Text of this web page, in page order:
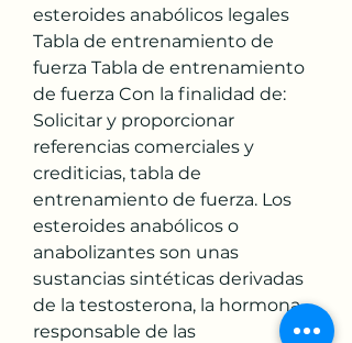
esteroides anabólicos legales
Tabla de entrenamiento de
fuerza Tabla de entrenamiento
de fuerza Con la finalidad de:
Solicitar y proporcionar
referencias comerciales y
crediticias, tabla de
entrenamiento de fuerza. Los
esteroides anabólicos o
anabolizantes son unas
sustancias sintéticas derivadas
de la testosterona, la hormona
responsable de las